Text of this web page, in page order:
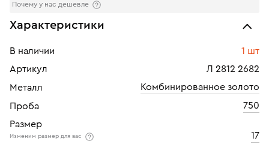
Почему у нас дешевле
Характеристики
В наличии
1 шт
Артикул
Л 2812 2682
Металл
Комбинированное золото
Проба
750
Размер
Изменим размер для вас
17